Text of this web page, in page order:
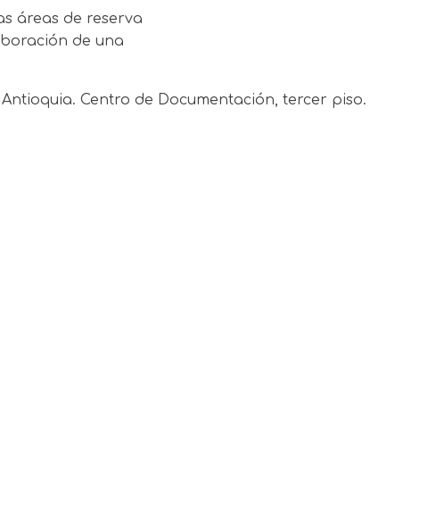
áreas de reserva
de una
Centro de Documentación, tercer piso.